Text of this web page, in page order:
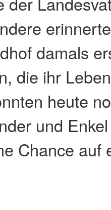
damals
die ihr
heute
und
Chance auf